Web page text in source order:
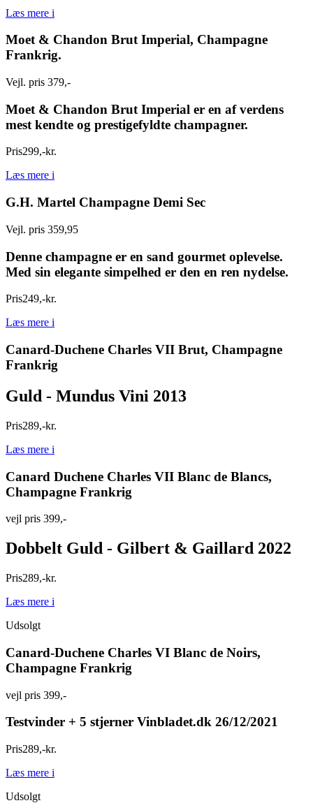
Læs mere i
Moet & Chandon Brut Imperial, Champagne
Frankrig.
Vejl. pris 379,-
Moet & Chandon Brut Imperial er en af verdens
mest kendte og prestigefyldte champagner.
Pris299,-kr.
Læs mere i
G.H. Martel Champagne Demi Sec
Vejl. pris 359,95
Denne champagne er en sand gourmet oplevelse.
Med sin elegante simpelhed er den en ren nydelse.
Pris249,-kr.
Læs mere i
Canard-Duchene Charles VII Brut, Champagne
Frankrig
Guld - Mundus Vini 2013
Pris289,-kr.
Læs mere i
Canard Duchene Charles VII Blanc de Blancs,
Champagne Frankrig
vejl pris 399,-
Dobbelt Guld - Gilbert & Gaillard 2022
Pris289,-kr.
Læs mere i
Udsolgt
Canard-Duchene Charles VI Blanc de Noirs,
Champagne Frankrig
vejl pris 399,-
Testvinder + 5 stjerner Vinbladet.dk 26/12/2021
Pris289,-kr.
Læs mere i
Udsolgt